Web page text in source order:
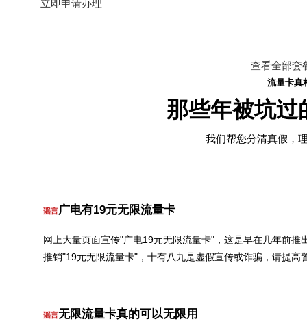
立即申请办理
查看全部
流量卡真
那些年被坑过
我们帮您分清真假，
谣言广电有19元无限流量卡
网上大量页面宣传"广电19元无限流量卡"，这是早在几年前
推销"19元无限流量卡"，十有八九是虚假宣传或诈骗，请提高
谣言无限流量卡真的可以无限用